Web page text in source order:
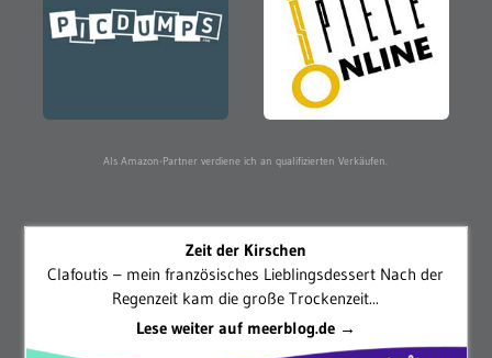
Als Amazon-Partner verdiene ich an qualifizierten Verkäufen.
Zeit der Kirschen
Clafoutis – mein französisches Lieblingsdessert Nach der
Regenzeit kam die große Trockenzeit...
Lese weiter auf meerblog.de →